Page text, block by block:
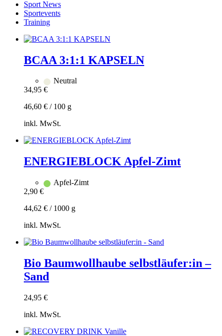
Sport News
Sportevents
Training
BCAA 3:1:1 KAPSELN
Neutral
34,95 €
46,60 € / 100 g
inkl. MwSt.
Zum
hinzufügen
ENERGIEBLOCK Apfel-Zimt
Apfel-Zimt
2,90 €
44,62 € / 1000 g
inkl. MwSt.
Zum
hinzufügen
Bio Baumwollhaube selbstläufer:in –
Sand
24,95 €
inkl. MwSt.
Zum